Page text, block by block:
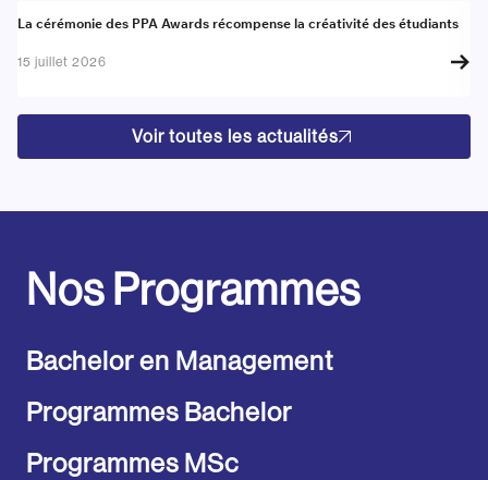
Actualité
La cérémonie des PPA Awards récompense la créativité des étudiants
15 juillet 2026
Voir toutes les actualités
Nos Programmes
Bachelor en Management
Programmes Bachelor
Programmes MSc